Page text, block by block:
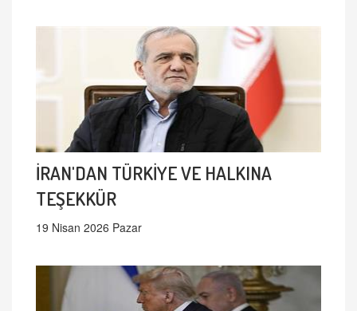
İRAN'DAN TÜRKİYE VE HALKINA
TEŞEKKÜR
19 Nisan 2026 Pazar